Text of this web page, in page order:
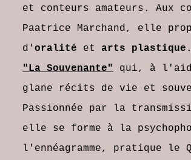
et conteurs amateurs. Aux
Paatrice Marchand, elle
d' oralité et arts
"La Souvenante"
qui, à
glane récits de vie et
Passionnée par la
elle se forme à la
l'ennéagramme, pratique le